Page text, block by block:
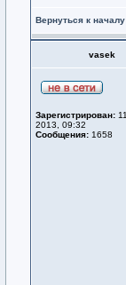
Вернуться к началу
vasek
Зарегистрирован:
2013, 09:32
Сообщения: 1658